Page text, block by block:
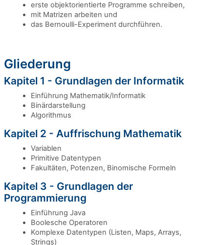
erste objektorientierte Programme schreiben,
mit Matrizen arbeiten und
das Bernoulli-Experiment durchführen.
Gliederung
Kapitel 1 - Grundlagen der Informatik
Einführung Mathematik/Informatik
Binärdarstellung
Algorithmus
Kapitel 2 - Auffrischung Mathematik
Variablen
Primitive Datentypen
Fakultäten, Potenzen, Binomische Formeln
Kapitel 3 - Grundlagen der
Programmierung
Einführung Java
Boolesche Operatoren
Komplexe Datentypen (Listen, Maps, Arrays,
Strings)